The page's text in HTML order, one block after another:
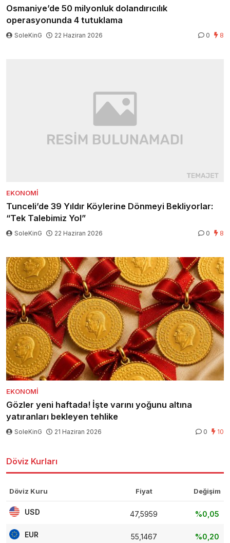
Osmaniye’de 50 milyonluk dolandırıcılık
operasyonunda 4 tutuklama
SoleKinG 22 Haziran 2026 0 8
EKONOMI
Tunceli’de 39 Yıldır Köylerine Dönmeyi Bekliyorlar:
“Tek Talebimiz Yol”
SoleKinG 22 Haziran 2026 0 8
EKONOMI
Gözler yeni haftada! İşte varını yoğunu altına
yatıranları bekleyen tehlike
SoleKinG 21 Haziran 2026 0 10
Döviz Kurları
Döviz Kuru Fiyat Değişim
USD 47,5959 %0,05
EUR 55,1467 %0,20